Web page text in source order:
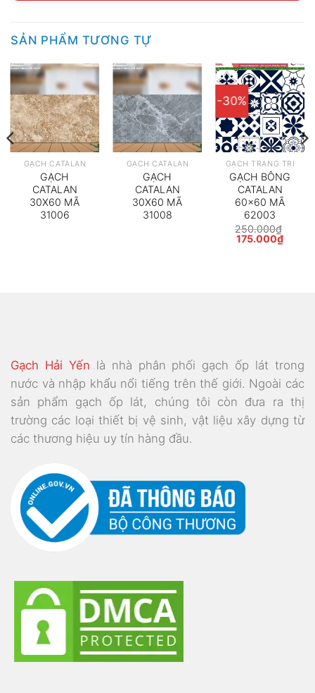
SẢN PHẨM TƯƠNG TỰ
GẠCH CATALAN
GẠCH
CATALAN
30X60 MÃ
31006
GẠCH CATALAN
GẠCH
CATALAN
30X60 MÃ
31008
-30%
GẠCH TRANG TRÍ
GẠCH BÔNG
CATALAN
60×60 MÃ
62003
250.000₫
Giá
175.000₫Giá
Gạch Hải Yến là nhà phân phối gạch ốp lát trong
nước và nhập khẩu nổi tiếng trên thế giới. Ngoài các
sản phẩm gạch ốp lát, chúng tôi còn đưa ra thị
trường các loại thiết bị vệ sinh, vật liệu xây dựng từ
các thương hiệu uy tín hàng đầu.